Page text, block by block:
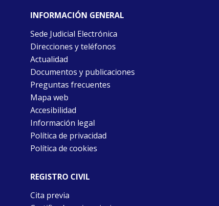
INFORMACIÓN GENERAL
Sede Judicial Electrónica
Direcciones y teléfonos
Actualidad
Documentos y publicaciones
Preguntas frecuentes
Mapa web
Accesibilidad
Información legal
Política de privacidad
Política de cookies
REGISTRO CIVIL
Cita previa